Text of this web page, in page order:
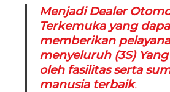
Menjadi Dealer
Terkemuka yang
memberikan
menyeluruh (3S)
oleh fasilitas serta
manusia terbaik.